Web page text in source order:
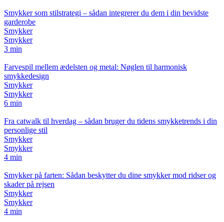
Smykker som stilstrategi – sådan integrerer du dem i din bevidste
garderobe
Smykker
Smykker
3 min
Farvespil mellem ædelsten og metal: Nøglen til harmonisk
smykkedesign
Smykker
Smykker
6 min
Fra catwalk til hverdag – sådan bruger du tidens smykketrends i din
personlige stil
Smykker
Smykker
4 min
Smykker på farten: Sådan beskytter du dine smykker mod ridser og
skader på rejsen
Smykker
Smykker
4 min